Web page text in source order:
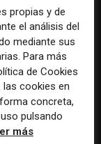
2026
historias de
y El Salvador
la memoria y
propias y de
el análisis del
mediante sus
Para más
de Cookies
las cookies en
concreta,
pulsando
más